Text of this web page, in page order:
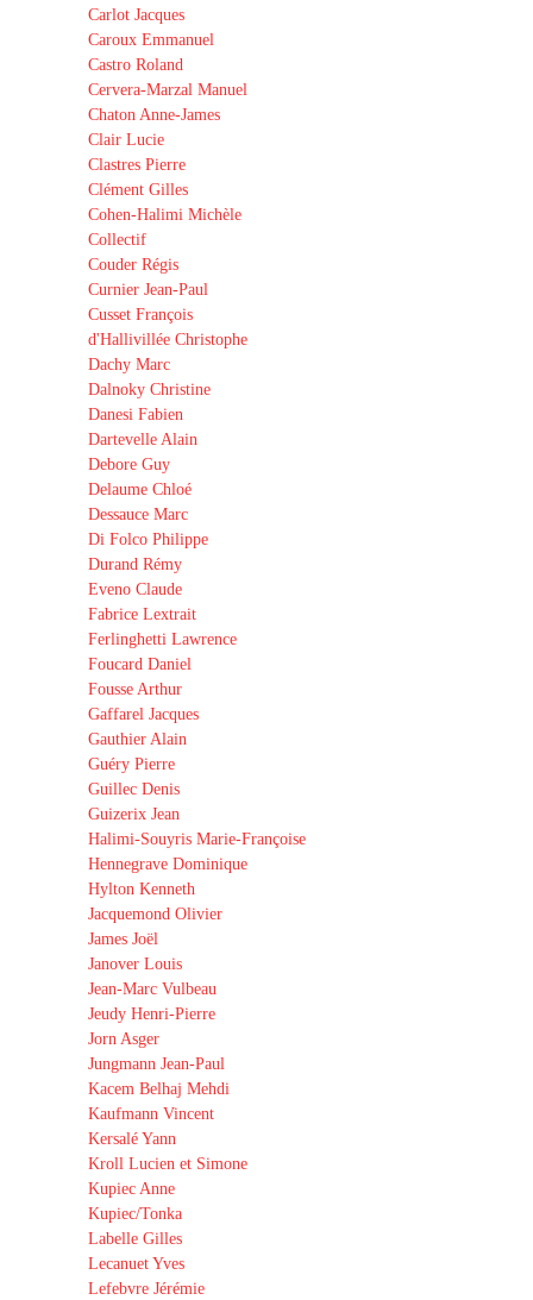
Carlot Jacques
Caroux Emmanuel
Castro Roland
Cervera-Marzal Manuel
Chaton Anne-James
Clair Lucie
Clastres Pierre
Clément Gilles
Cohen-Halimi Michèle
Collectif
Couder Régis
Curnier Jean-Paul
Cusset François
d'Hallivillée Christophe
Dachy Marc
Dalnoky Christine
Danesi Fabien
Dartevelle Alain
Debore Guy
Delaume Chloé
Dessauce Marc
Di Folco Philippe
Durand Rémy
Eveno Claude
Fabrice Lextrait
Ferlinghetti Lawrence
Foucard Daniel
Fousse Arthur
Gaffarel Jacques
Gauthier Alain
Guéry Pierre
Guillec Denis
Guizerix Jean
Halimi-Souyris Marie-Françoise
Hennegrave Dominique
Hylton Kenneth
Jacquemond Olivier
James Joël
Janover Louis
Jean-Marc Vulbeau
Jeudy Henri-Pierre
Jorn Asger
Jungmann Jean-Paul
Kacem Belhaj Mehdi
Kaufmann Vincent
Kersalé Yann
Kroll Lucien et Simone
Kupiec Anne
Kupiec/Tonka
Labelle Gilles
Lecanuet Yves
Lefebvre Jérémie